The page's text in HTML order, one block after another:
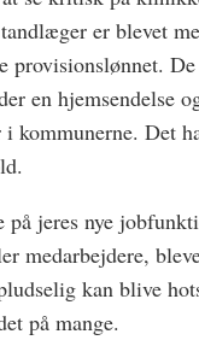
er blevet
provisionslønnet.
en hjemsendelse
kommunerne. Det
jeres nye
medarbejdere,
kan blive
på mange.